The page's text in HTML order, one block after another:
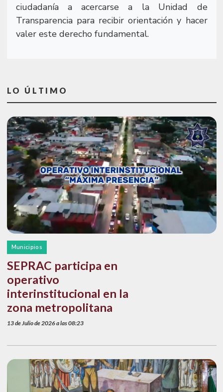
ciudadanía a acercarse a la Unidad de
Transparencia para recibir orientación y hacer
valer este derecho fundamental.
LO ÚLTIMO
Municipios
SEPRAC participa en
operativo
interinstitucional en la
zona metropolitana
13 de Julio de 2026 a las 08:23